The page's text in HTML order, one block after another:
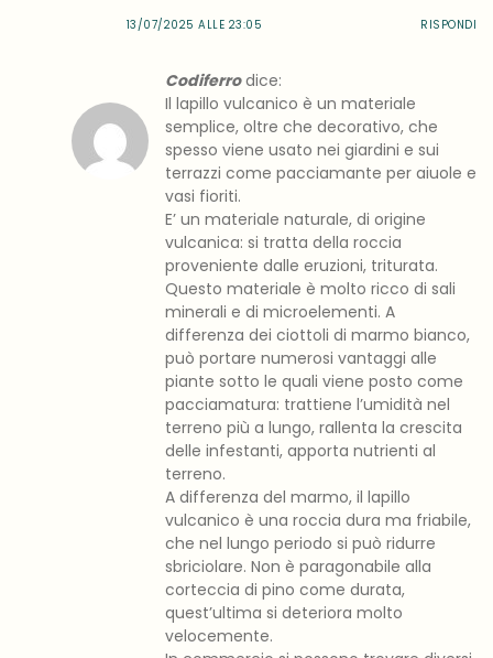
13/07/2025 ALLE 23:05 RISPONDI
Codiferro dice:
Il lapillo vulcanico è un materiale
semplice, oltre che decorativo, che
spesso viene usato nei giardini e sui
terrazzi come pacciamante per aiuole e
vasi fioriti.
E’ un materiale naturale, di origine
vulcanica: si tratta della roccia
proveniente dalle eruzioni, triturata.
Questo materiale è molto ricco di sali
minerali e di microelementi. A
differenza dei ciottoli di marmo bianco,
può portare numerosi vantaggi alle
piante sotto le quali viene posto come
pacciamatura: trattiene l’umidità nel
terreno più a lungo, rallenta la crescita
delle infestanti, apporta nutrienti al
terreno.
A differenza del marmo, il lapillo
vulcanico è una roccia dura ma friabile,
che nel lungo periodo si può ridurre
sbriciolare. Non è paragonabile alla
corteccia di pino come durata,
quest’ultima si deteriora molto
velocemente.